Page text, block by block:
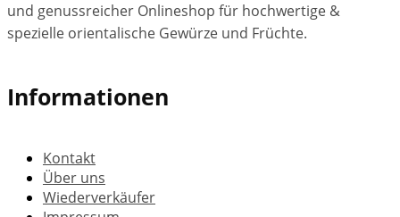
und genussreicher Onlineshop für hochwertige &
spezielle orientalische Gewürze und Früchte.
Informationen
Kontakt
Über uns
Wiederverkäufer